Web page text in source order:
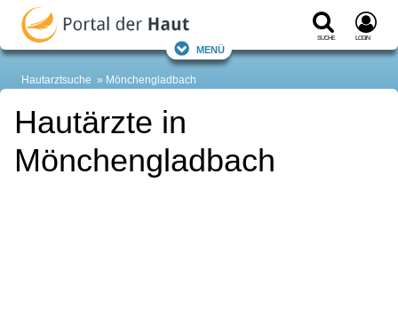
Suche Login
Menü
Hautarztsuche Mönchengladbach
Hautärzte in
Mönchengladbach